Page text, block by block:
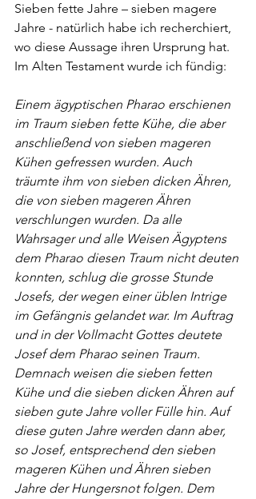
Sieben fette Jahre – sieben magere
Jahre - natürlich habe ich recherchiert,
wo diese Aussage ihren Ursprung hat.
Im Alten Testament wurde ich fündig:
Einem ägyptischen Pharao erschienen
im Traum sieben fette Kühe, die aber
anschließend von sieben mageren
Kühen gefressen wurden. Auch
träumte ihm von sieben dicken Ähren,
die von sieben mageren Ähren
verschlungen wurden. Da alle
Wahrsager und alle Weisen Ägyptens
dem Pharao diesen Traum nicht deuten
konnten, schlug die grosse Stunde
Josefs, der wegen einer üblen Intrige
im Gefängnis gelandet war. Im Auftrag
und in der Vollmacht Gottes deutete
Josef dem Pharao seinen Traum.
Demnach weisen die sieben fetten
Kühe und die sieben dicken Ähren auf
sieben gute Jahre voller Fülle hin. Auf
diese guten Jahre werden dann aber,
so Josef, entsprechend den sieben
mageren Kühen und Ähren sieben
Jahre der Hungersnot folgen. Dem